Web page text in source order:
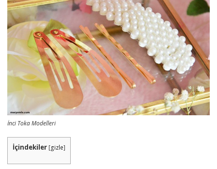
İnci Toka Modelleri
İçindekiler [gizle]